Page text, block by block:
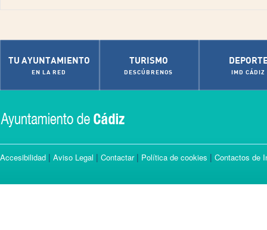
TU AYUNTAMIENTO
EN LA RED
TURISMO
DESCÚBRENOS IMD CÁDIZ
Accesibilidad | Aviso Legal | Contactar| Política de cookies | Contactos de